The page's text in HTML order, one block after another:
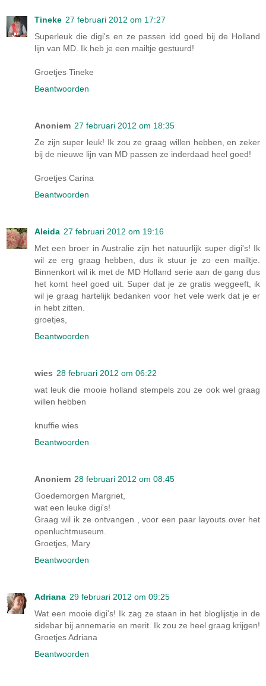
Tineke 27 februari 2012 om 17:27
Superleuk die digi's en ze passen idd goed bij de Holland
lijn van MD. Ik heb je een mailtje gestuurd!
Groetjes Tineke
Beantwoorden
Anoniem 27 februari 2012 om 18:35
Ze zijn super leuk! Ik zou ze graag willen hebben, en zeker
bij de nieuwe lijn van MD passen ze inderdaad heel goed!
Groetjes Carina
Beantwoorden
Aleida 27 februari 2012 om 19:16
Met een broer in Australie zijn het natuurlijk super digi's! Ik
wil ze erg graag hebben, dus ik stuur je zo een mailtje.
Binnenkort wil ik met de MD Holland serie aan de gang dus
het komt heel goed uit. Super dat je ze gratis weggeeft, ik
wil je graag hartelijk bedanken voor het vele werk dat je er
in hebt zitten.
groetjes,
Beantwoorden
wies 28 februari 2012 om 06:22
wat leuk die mooie holland stempels zou ze ook wel graag
willen hebben
knuffie wies
Beantwoorden
Anoniem 28 februari 2012 om 08:45
Goedemorgen Margriet,
wat een leuke digi's!
Graag wil ik ze ontvangen , voor een paar layouts over het
openluchtmuseum.
Groetjes, Mary
Beantwoorden
Adriana 29 februari 2012 om 09:25
Wat een mooie digi's! Ik zag ze staan in het bloglijstje in de
sidebar bij annemarie en merit. Ik zou ze heel graag krijgen!
Groetjes Adriana
Beantwoorden